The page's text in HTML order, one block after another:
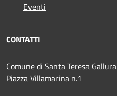
Eventi
CONTATTI
Comune di Santa Teresa Gallura
Piazza Villamarina n.1